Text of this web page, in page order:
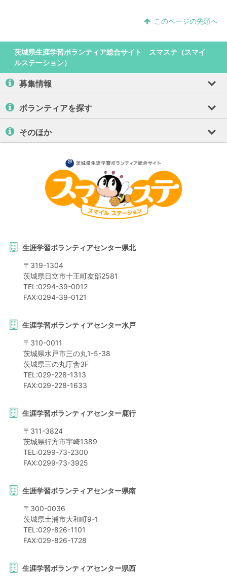
このページの先頭へ
茨城県生涯学習ボランティア総合サイト スマステ（スマイ
ルステーション）
募集情報
ボランティアを探す
そのほか
生涯学習ボランティアセンター県北
〒 319-1304
茨城県日立市十王町友部2581
TEL:0294-39-0012
FAX:0294-39-0121
生涯学習ボランティアセンター水戸
〒 310-0011
茨城県水戸市三の丸1-5-38
茨城県三の丸庁舎3F
TEL:029-228-1313
FAX:029-228-1633
生涯学習ボランティアセンター鹿行
〒 311-3824
茨城県行方市宇崎1389
TEL:0299-73-2300
FAX:0299-73-3925
生涯学習ボランティアセンター県南
〒 300-0036
茨城県土浦市大和町9-1
TEL:029-826-1101
FAX:029-826-1728
生涯学習ボランティアセンター県西